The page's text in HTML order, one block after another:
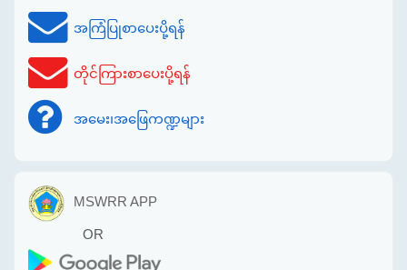
အကြံပြုစာပေးပို့ရန်
တိုင်ကြားစာပေးပို့ရန်
အမေး၊အဖြေကဏ္ဍများ
MSWRR APP
OR